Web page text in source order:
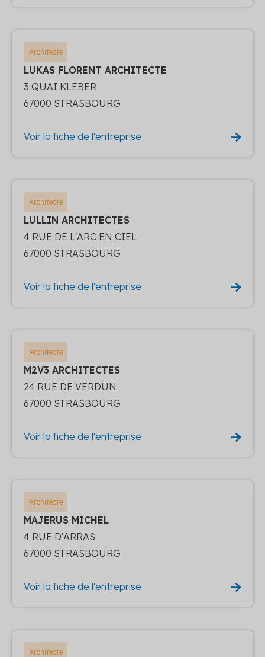
Architecte
LUKAS FLORENT ARCHITECTE
3 QUAI KLEBER
67000 STRASBOURG
Voir la fiche de l'entreprise
Architecte
LULLIN ARCHITECTES
4 RUE DE L'ARC EN CIEL
67000 STRASBOURG
Voir la fiche de l'entreprise
Architecte
M2V3 ARCHITECTES
24 RUE DE VERDUN
67000 STRASBOURG
Voir la fiche de l'entreprise
Architecte
MAJERUS MICHEL
4 RUE D'ARRAS
67000 STRASBOURG
Voir la fiche de l'entreprise
Architecte